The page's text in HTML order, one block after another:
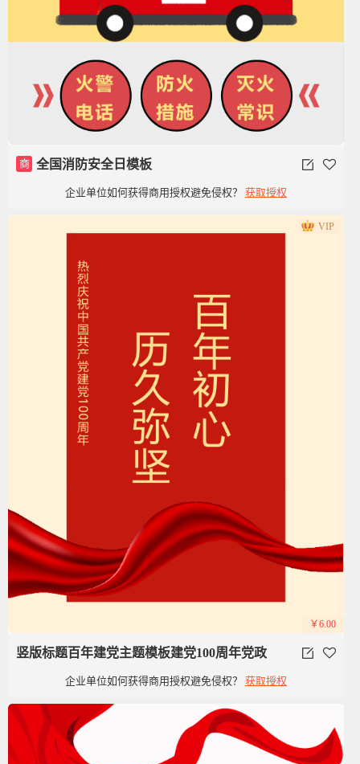
商 全国消防安全日模板
企业单位如何获得商用授权避免侵权？ 获取授权
VIP
￥6.00
竖版标题百年建党主题模板建党100周年党政
企业单位如何获得商用授权避免侵权？ 获取授权